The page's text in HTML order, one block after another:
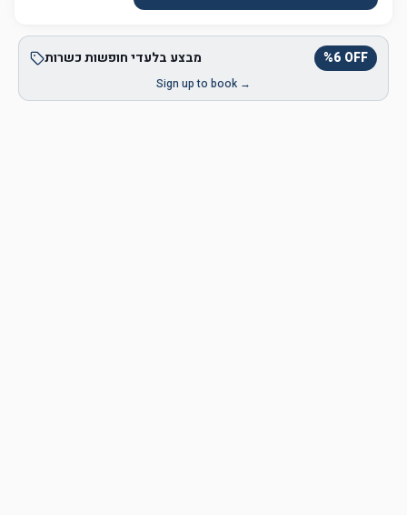
מבצע בלעדי חופשות כשרות %6 OFF
Sign up to book →